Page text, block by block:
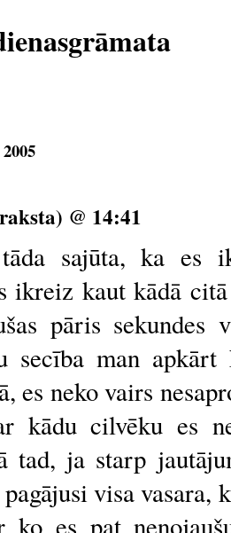
@ 14:41
sajūta, ka es
ikreiz kaut kādā
pāris
secība man
es neko vairs
kādu cilvēku es
tad, ja starp
visa vasara,
ko es pat